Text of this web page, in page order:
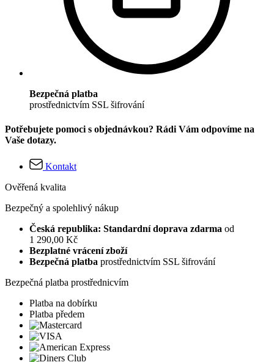
Bezpečná platba
prostřednictvím SSL šifrování
Potřebujete pomoci s objednávkou? Rádi Vám odpovíme na
Vaše dotazy.
Kontakt
Ověřená kvalita
Bezpečný a spolehlivý nákup
Česká republika: Standardní doprava zdarma od
1 290,00 Kč
Bezplatné vrácení zboží
Bezpečná platba prostřednictvím SSL šifrování
Bezpečná platba prostřednicvím
Platba na dobírku
Platba předem